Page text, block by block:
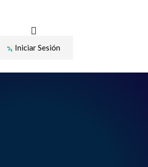
Iniciar Sesión